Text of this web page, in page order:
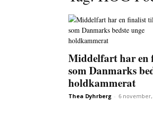
Middelfart har en
som Danmarks
holdkammerat
Thea Dyhrberg - 6 november,